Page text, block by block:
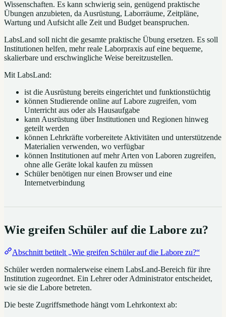
Wissenschaften. Es kann schwierig sein, genügend praktische
Übungen anzubieten, da Ausrüstung, Laborräume, Zeitpläne,
Wartung und Aufsicht alle Zeit und Budget beanspruchen.
LabsLand soll nicht die gesamte praktische Übung ersetzen. Es soll
Institutionen helfen, mehr reale Laborpraxis auf eine bequeme,
skalierbare und erschwingliche Weise bereitzustellen.
Mit LabsLand:
ist die Ausrüstung bereits eingerichtet und funktionstüchtig
können Studierende online auf Labore zugreifen, vom
Unterricht aus oder als Hausaufgabe
kann Ausrüstung über Institutionen und Regionen hinweg
geteilt werden
können Lehrkräfte vorbereitete Aktivitäten und unterstützende
Materialien verwenden, wo verfügbar
können Institutionen auf mehr Arten von Laboren zugreifen,
ohne alle Geräte lokal kaufen zu müssen
Schüler benötigen nur einen Browser und eine
Internetverbindung
Wie greifen Schüler auf die Labore zu?
Abschnitt betitelt „Wie greifen Schüler auf die Labore zu?“
Schüler werden normalerweise einem LabsLand-Bereich für ihre
Institution zugeordnet. Ein Lehrer oder Administrator entscheidet,
wie sie die Labore betreten.
Die beste Zugriffsmethode hängt vom Lehrkontext ab: